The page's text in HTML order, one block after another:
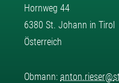
Hornweg 44
6380 St. Johann in Tirol
Österreich
Obmann: anton.rieser@